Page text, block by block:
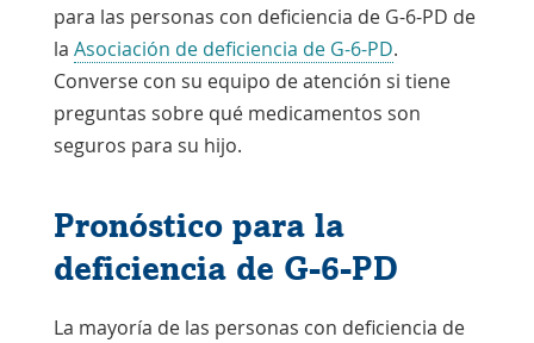
para las personas con deficiencia de G-6-PD de
la Asociación de deficiencia de G-6-PDEnlace
se
abre
.
Converse con su equipo de atención si tiene
preguntas sobre qué medicamentos son
seguros para su hijo.
Pronóstico para la
deficiencia de G-6-PD
La mayoría de las personas con deficiencia de